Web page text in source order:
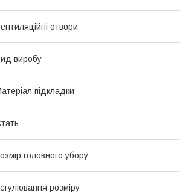
отвори
виробу
підкладки
головного убору
розміру